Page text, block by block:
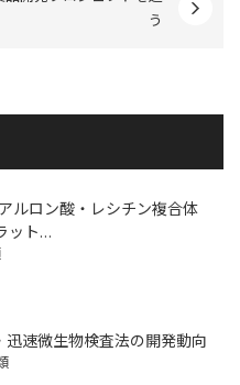
う
ルロン酸・レシチン複合体
ット…
迅速微生物検査法の開発動向